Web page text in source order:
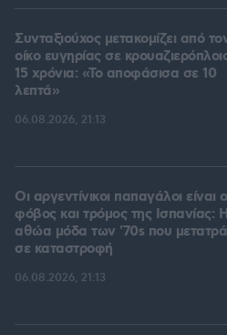
Συνταξιούχος μετακομίζει από
οίκο ευγηρίας σε
15 χρόνια: «Το αποφάσισα σε 10
λεπτά»
06.08.2026, 21:13
Οι αργεντίνικοι παπαγάλοι είναι ο
φόβος και τρόμος της Ισπανίας: Η
αθώα μόδα των '70s που
σε καταστροφή
06.08.2026, 21:13